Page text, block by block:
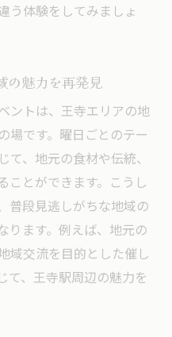
う体験をしてみましょ
の魅力を再発見
ントは、王寺エリアの地
場です。曜日ごとのテー
、地元の食材や伝統、
ことができます。こうし
普段見逃しがちな地域の
ります。例えば、地元の
域交流を目的とした催し
て、王寺駅周辺の魅力を